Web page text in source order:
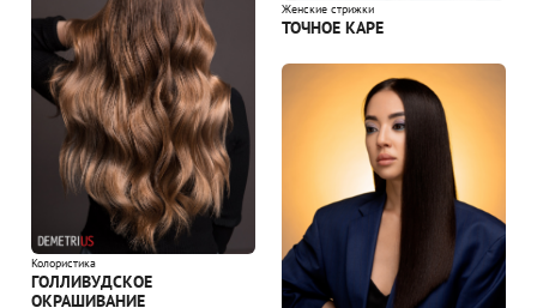
Женские стрижки
ТОЧНОЕ КАРЕ
Колористика
ГОЛЛИВУДСКОЕ
ОКРАШИВАНИЕ